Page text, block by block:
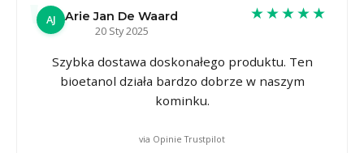
AJ
Arie Jan De Waard
20 Sty 2025
★★★★★
Szybka dostawa doskonałego produktu. Ten
bioetanol działa bardzo dobrze w naszym
kominku.
via Opinie Trustpilot